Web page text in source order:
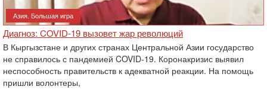
Азия. Большая игра
Диагноз: COVID-19 вызовет жар революций
В Кыргызстане и других странах Центральной Азии государство
не справилось с пандемией COVID-19. Коронакризис выявил
неспособность правительств к адекватной реакции. На помощь
пришли волонтеры,